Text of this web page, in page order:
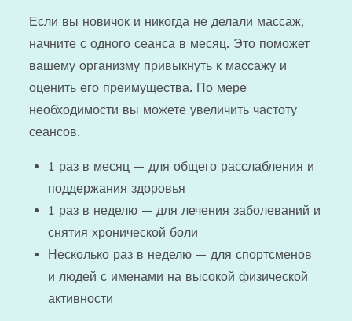
Если вы новичок и никогда не делали массаж,
начните с одного сеанса в месяц. Это поможет
вашему организму привыкнуть к массажу и
оценить его преимущества. По мере
необходимости вы можете увеличить частоту
сеансов.
1 раз в месяц — для общего расслабления и
поддержания здоровья
1 раз в неделю — для лечения заболеваний и
снятия хронической боли
Несколько раз в неделю — для спортсменов
и людей с именами на высокой физической
активности